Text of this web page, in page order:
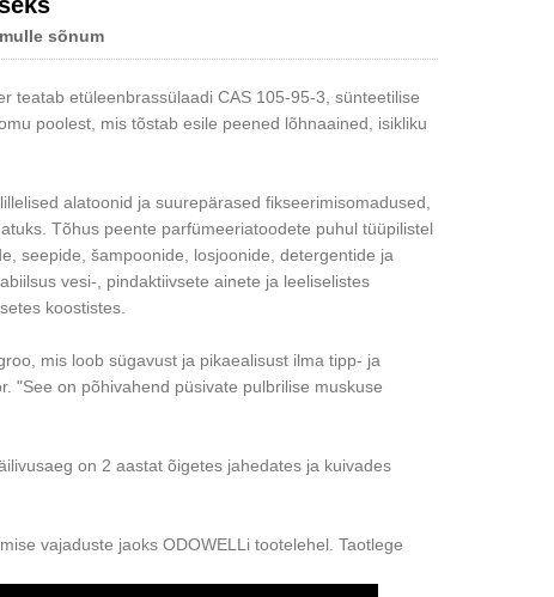
sõnum
teatab etüleenbrassülaadi CAS 105-95-3, sünteetilise
poolest, mis tõstab esile peened lõhnaained, isikliku
alatoonid ja suurepärased fikseerimisomadused,
Tõhus peente parfümeeriatoodete puhul tüüpilistel
seepide, šampoonide, losjoonide, detergentide ja
vesi-, pindaktiivsete ainete ja leeliselistes
koostistes.
mis loob sügavust ja pikaealisust ilma tipp- ja
"See on põhivahend püsivate pulbrilise muskuse
on 2 aastat õigetes jahedates ja kuivades
vajaduste jaoks ODOWELLi tootelehel. Taotlege